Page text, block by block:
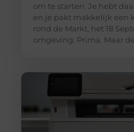
om te starten. Je hebt
en je pakt makkelijk een
rond de Markt, het 18
omgeving. Prima. Maar